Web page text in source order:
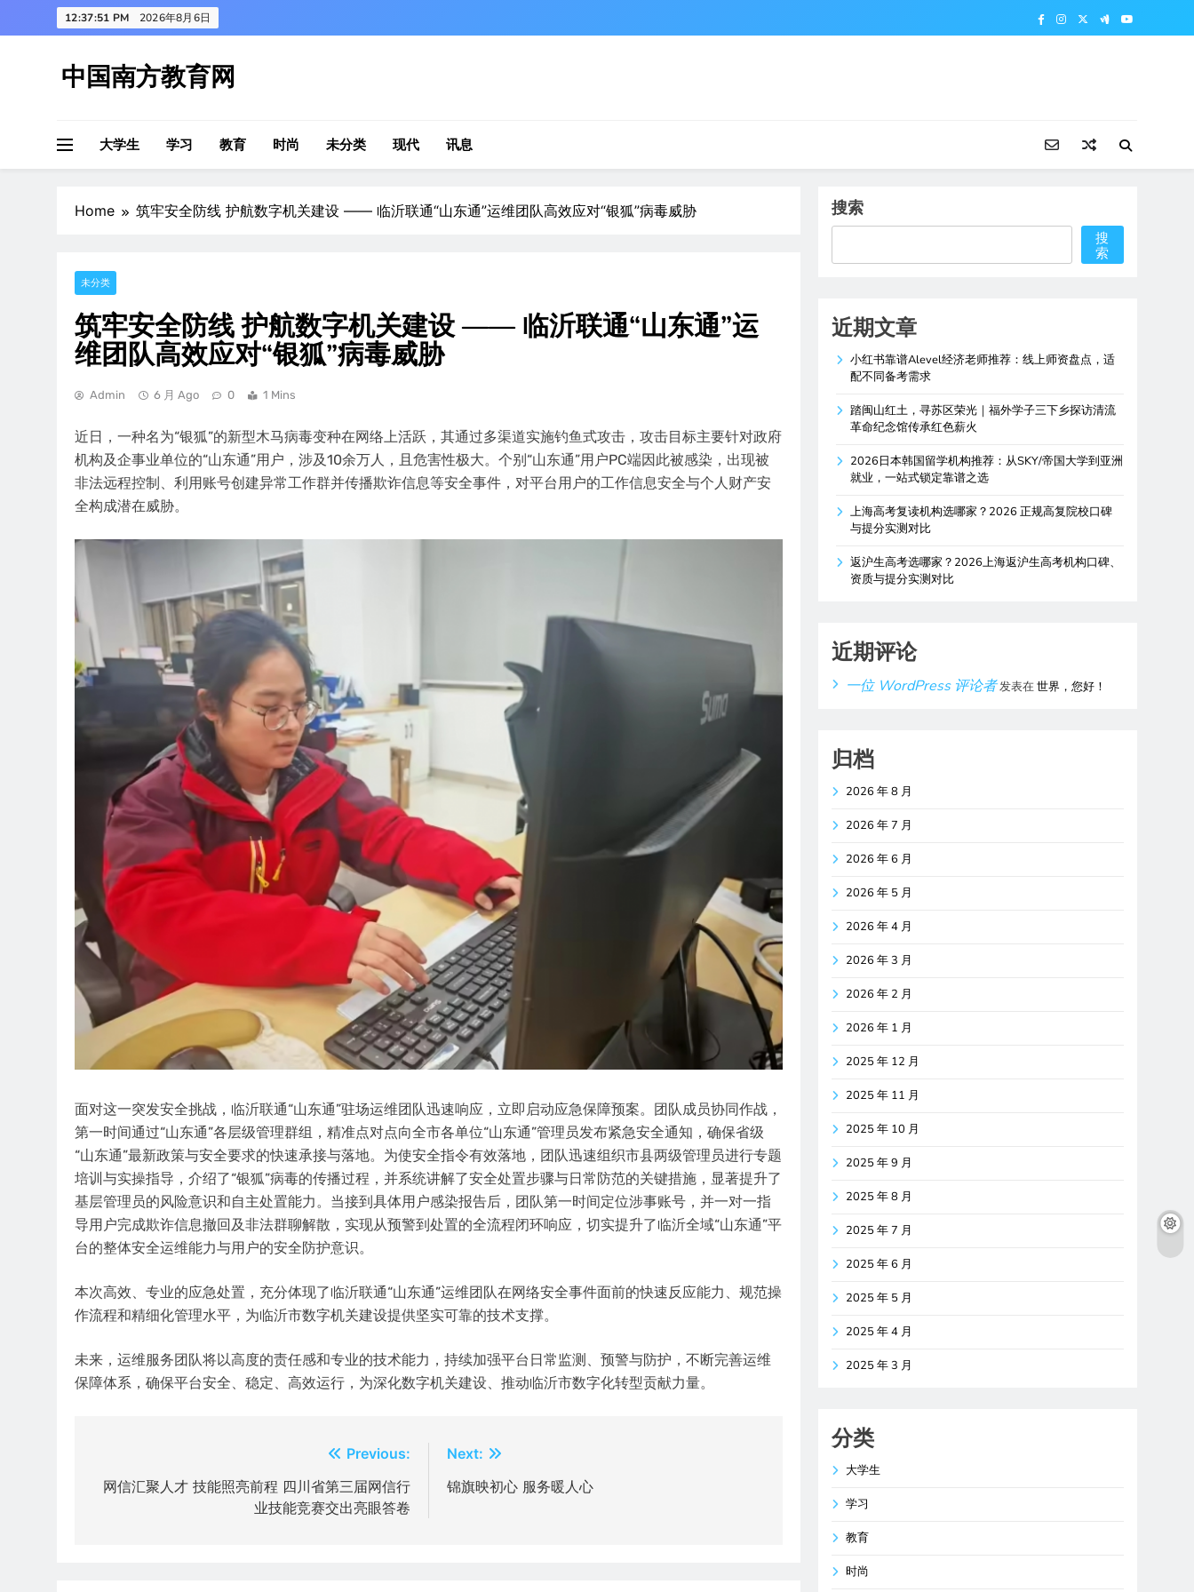
to
12:37:52 PM 2026年8月6日
中国南方教育网
大学生 学习 教育 时尚 未分类 现代 讯息
Home 筑牢安全防线 护航数字机关建设 —— 临沂联通“山东通”运维团队高效应对“银狐”病毒威胁
未分类
筑牢安全防线 护航数字机关建设 —— 临沂联通“山东通”运
维团队高效应对“银狐”病毒威胁
Admin 6 月 Ago 0 1 Mins
近日，一种名为“银狐”的新型木马病毒变种在网络上活跃，其通过多渠道实施钓鱼式攻击，攻击目标主要针对政府
机构及企事业单位的“山东通”用户，涉及10余万人，且危害性极大。个别“山东通”用户PC端因此被感染，出现被
非法远程控制、利用账号创建异常工作群并传播欺诈信息等安全事件，对平台用户的工作信息安全与个人财产安
全构成潜在威胁。
面对这一突发安全挑战，临沂联通“山东通”驻场运维团队迅速响应，立即启动应急保障预案。团队成员协同作战，
第一时间通过“山东通”各层级管理群组，精准点对点向全市各单位“山东通”管理员发布紧急安全通知，确保省级
“山东通”最新政策与安全要求的快速承接与落地。为使安全指令有效落地，团队迅速组织市县两级管理员进行专题
培训与实操指导，介绍了“银狐”病毒的传播过程，并系统讲解了安全处置步骤与日常防范的关键措施，显著提升了
基层管理员的风险意识和自主处置能力。当接到具体用户感染报告后，团队第一时间定位涉事账号，并一对一指
导用户完成欺诈信息撤回及非法群聊解散，实现从预警到处置的全流程闭环响应，切实提升了临沂全域“山东通”平
台的整体安全运维能力与用户的安全防护意识。
本次高效、专业的应急处置，充分体现了临沂联通“山东通”运维团队在网络安全事件面前的快速反应能力、规范操
作流程和精细化管理水平，为临沂市数字机关建设提供坚实可靠的技术支撑。
未来，运维服务团队将以高度的责任感和专业的技术能力，持续加强平台日常监测、预警与防护，不断完善运维
保障体系，确保平台安全、稳定、高效运行，为深化数字机关建设、推动临沂市数字化转型贡献力量。
章
Previous:
网信汇聚人才 技能照亮前程 四川省第三届网信行
业技能竞赛交出亮眼答卷
Next:
锦旗映初心 服务暖人心
搜索
搜
索
近期文章
小红书靠谱Alevel经济老师推荐：线上师资盘点，适
配不同备考需求
踏闽山红土，寻苏区荣光｜福外学子三下乡探访清流
革命纪念馆传承红色薪火
2026日本韩国留学机构推荐：从SKY/帝国大学到亚洲
就业，一站式锁定靠谱之选
上海高考复读机构选哪家？2026 正规高复院校口碑
与提分实测对比
返沪生高考选哪家？2026上海返沪生高考机构口碑、
资质与提分实测对比
近期评论
一位 WordPress 评论者发表在世界，您好！
归档
2026 年 8 月
2026 年 7 月
2026 年 6 月
2026 年 5 月
2026 年 4 月
2026 年 3 月
2026 年 2 月
2026 年 1 月
2025 年 12 月
2025 年 11 月
2025 年 10 月
2025 年 9 月
2025 年 8 月
2025 年 7 月
2025 年 6 月
2025 年 5 月
2025 年 4 月
2025 年 3 月
分类
大学生
学习
教育
时尚